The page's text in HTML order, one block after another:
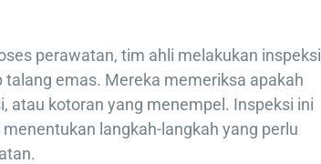
perawatan, tim ahli melakukan inspeksi
talang emas. Mereka memeriksa apakah
atau kotoran yang menempel. Inspeksi ini
langkah-langkah yang perlu